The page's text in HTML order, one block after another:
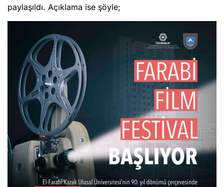
paylaşıldı. Açıklama ise şöyle;